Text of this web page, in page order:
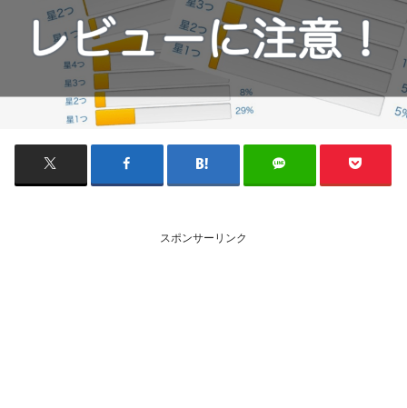
スポンサーリンク